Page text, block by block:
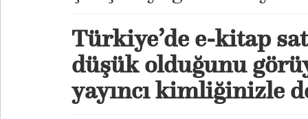
Türkiye’de e-kitap
düşük olduğunu
yayıncı kimliğinizle